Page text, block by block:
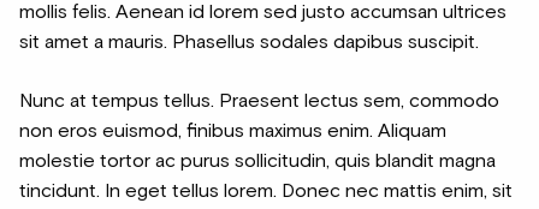
mollis felis. Aenean id lorem sed justo accumsan ultrices
sit amet a mauris. Phasellus sodales dapibus suscipit.
Nunc at tempus tellus. Praesent lectus sem, commodo
non eros euismod, finibus maximus enim. Aliquam
molestie tortor ac purus sollicitudin, quis blandit magna
tincidunt. In eget tellus lorem. Donec nec mattis enim, sit